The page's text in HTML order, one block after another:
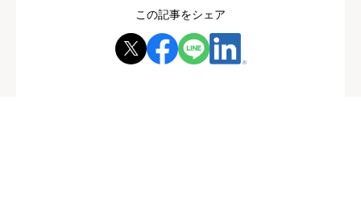
この記事をシェア